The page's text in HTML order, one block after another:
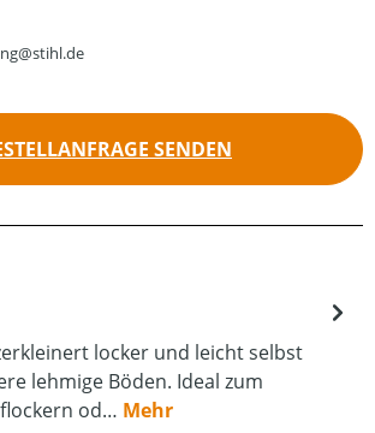
SENDEN
locker und leicht selbst
lehmige Böden. Ideal zum
od… Mehr